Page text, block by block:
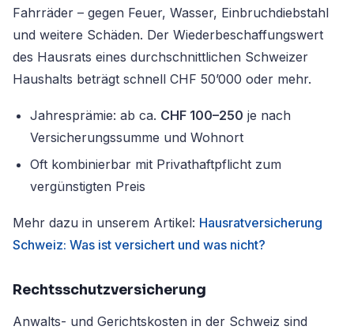
Fahrräder – gegen Feuer, Wasser, Einbruchdiebstahl
und weitere Schäden. Der Wiederbeschaffungswert
des Hausrats eines durchschnittlichen Schweizer
Haushalts beträgt schnell CHF 50’000 oder mehr.
Jahresprämie: ab ca. CHF 100–250 je nach
Versicherungssumme und Wohnort
Oft kombinierbar mit Privathaftpflicht zum
vergünstigten Preis
Mehr dazu in unserem Artikel: Hausratversicherung
Schweiz: Was ist versichert und was nicht?
Rechtsschutzversicherung
Anwalts- und Gerichtskosten in der Schweiz sind